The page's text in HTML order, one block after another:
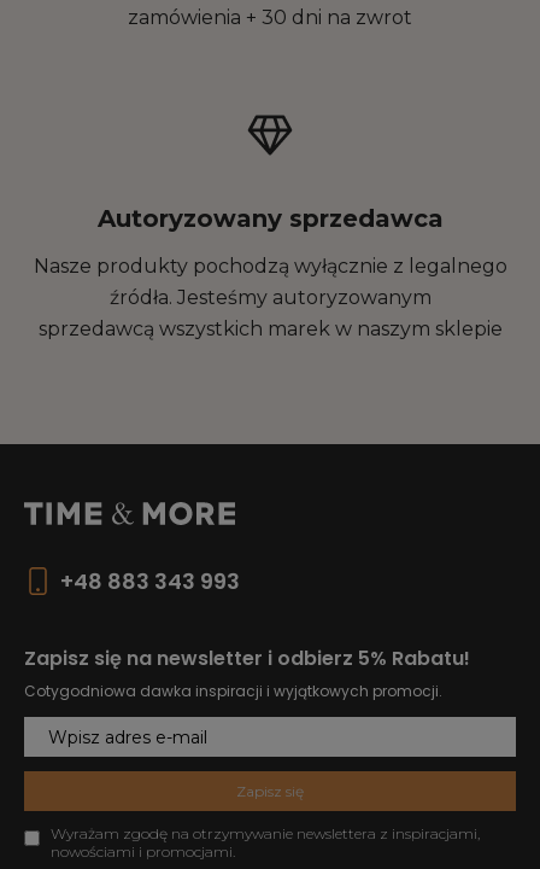
zamówienia + 30 dni na zwrot
Autoryzowany sprzedawca
Nasze produkty pochodzą wyłącznie z legalnego
źródła. Jesteśmy autoryzowanym
sprzedawcą wszystkich marek w naszym sklepie
+48 883 343 993
Zapisz się na newsletter i odbierz 5% Rabatu!
Cotygodniowa dawka inspiracji i wyjątkowych promocji.
Zapisz się
Wyrażam zgodę na otrzymywanie newslettera z inspiracjami,
nowościami i promocjami.